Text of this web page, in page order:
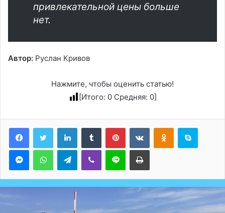
привлекательной цены больше
нет.
Автор: Руслан Кривов
Нажмите, чтобы оценить статью!
[Итого: 0Средняя: 0]
LinkedInTumblr PinterestВконтактеОдноклассники
Skype
MessengerWhatsAppTelegramViber Line Печатать